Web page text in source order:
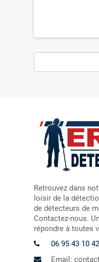
Retrouvez dans
loisir de la
de détecteurs de
Contactez-nous.
répondre à toutes
06 95 43 10 42
Email: